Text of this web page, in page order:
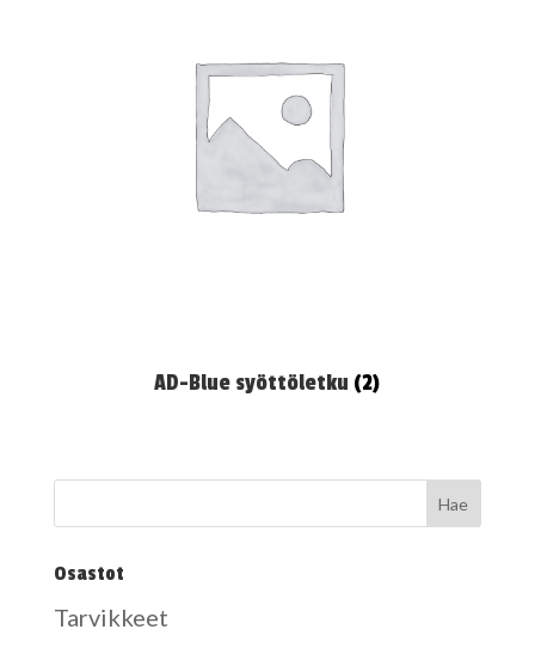
AD-Blue syöttöletku (2)
Osastot
Tarvikkeet